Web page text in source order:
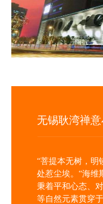
无锡耿湾禅
“菩提本无树，明
处惹尘埃。“海维
秉着平和心态、
等自然元素贯穿